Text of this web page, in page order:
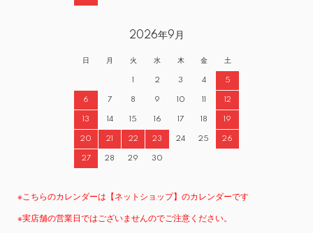
2026年9月
日 月 火 水 木 金 土
1 2 3 4 5
6 7 8 9 10 11 12
13 14 15 16 17 18 19
20 21 22 23 24 25 26
27 28 29 30
※こちらのカレンダーは【ネットショップ】のカレンダーです
※実店舗の営業日ではございませんのでご注意ください。